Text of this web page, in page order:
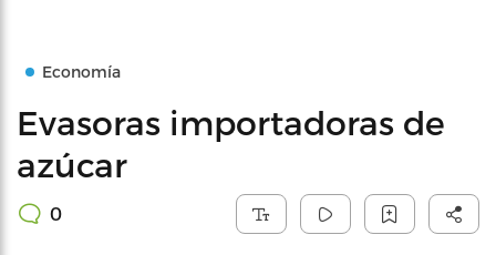
Economía
Evasoras importadoras de
azúcar
0